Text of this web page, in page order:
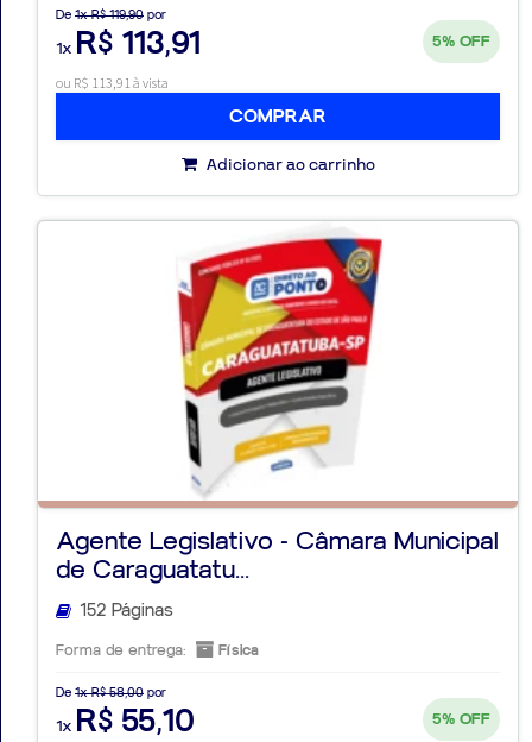
De 1x R$ 119,90 por
1x R$ 113,91 5% OFF
ou R$ 113,91 à vista
COMPRAR
Adicionar ao carrinho
Agente Legislativo - Câmara Municipal
de Caraguatatu...
152 Páginas
Forma de entrega: Física
De 1x R$ 58,00 por
1x R$ 55,10 5% OFF